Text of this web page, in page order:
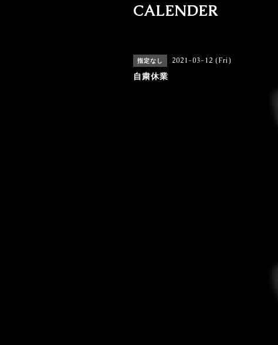
CALENDER
指定なし 2021-03-12 (Fri)
自粛休業